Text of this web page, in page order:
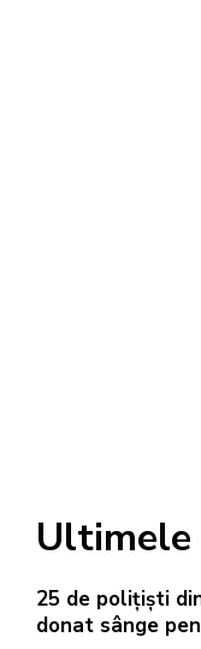
25 de polițiști
donat sânge